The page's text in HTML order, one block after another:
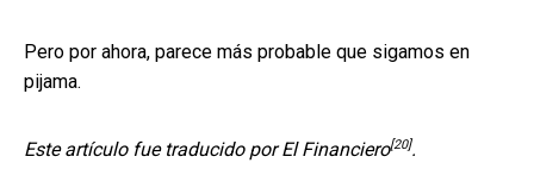
Pero por ahora, parece más probable que sigamos en
pijama.
Este artículo fue traducido porEl Financiero[20].